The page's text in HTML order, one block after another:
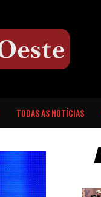
TODAS AS NOTÍCIAS